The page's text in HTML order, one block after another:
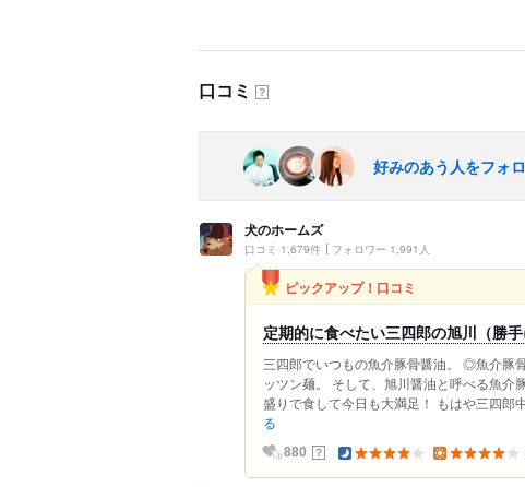
口コミ ？
好みのあう人をフォ
犬のホームズ
口コミ 1,679件 フォロワー 1,991人
ピックアップ！口コミ
定期的に食べたい三四郎の旭川（勝
三四郎でいつもの魚介豚骨醤油。 ◎魚介
ッツン麺。 そして、旭川醤油と呼べる魚
盛りで食して今日も大満足！ もはや三四郎
る
880 ？